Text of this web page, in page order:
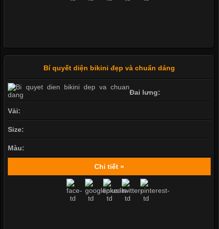
Bí quyết diện bikini đẹp và chuẩn dáng
Đai lưng:
Vải:
Size:
Màu:
Chi tiết »